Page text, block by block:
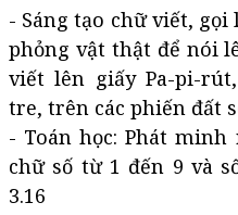
- Sáng tạo chữ viết,
phỏng vật thật để nói
viết lên giấy Pa-pi-
tre, trên các phiến đất
- Toán học: Phát minh
chữ số từ 1 đến 9 và
3.16